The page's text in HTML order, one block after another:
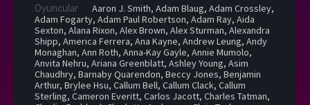
Oyuncular Aaron J. Smith, Adam Blaug, Adam Crossley,
Adam Fogarty, Adam Paul Robertson, Adam Ray, Aida
Sexton, Alana Rixon, Alex Brown, Alex Sturman, Alexandra
Shipp, America Ferrera, Ana Kayne, Andrew Leung, Andy
Monaghan, Ann Roth, Anna-Kay Gayle, Annie Mumolo,
Anvita Nehru, Ariana Greenblatt, Ashley Young, Asim
Chaudhry, Barnaby Quarendon, Beccy Jones, Benjamin
Arthur, Brylee Hsu, Callum Bell, Callum Clack, Callum
Sterling, Cameron Everitt, Carlos Jacott, Charles Tatman,